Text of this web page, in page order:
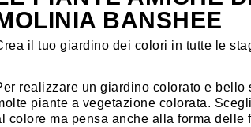
BANSHEE
il tuo giardino dei colori in tutte le
realizzare un giardino colorato e bello
piante a vegetazione colorata.
colore ma pensa anche alla forma delle